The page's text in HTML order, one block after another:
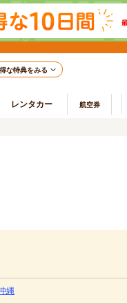
な特典をみる
レンタカー 航空券
縄